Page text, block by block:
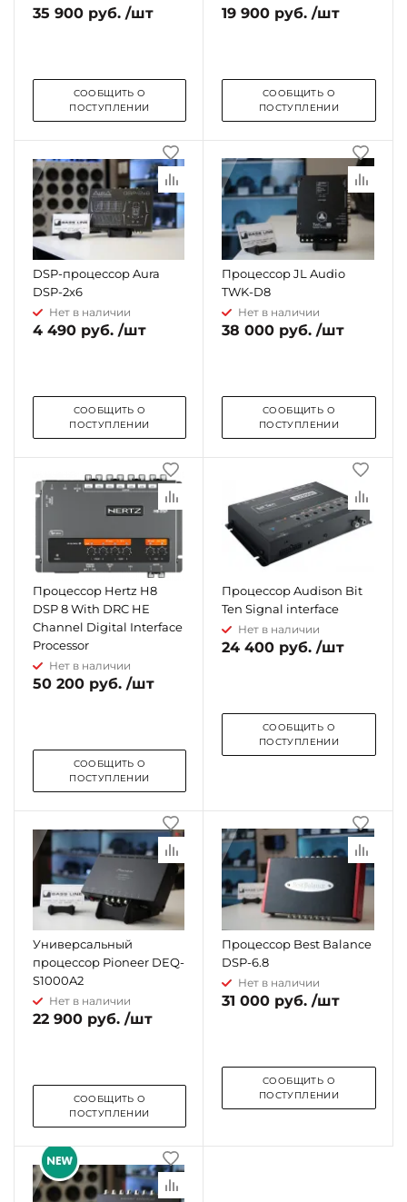
35 900 руб. /шт
СООБЩИТЬ О
ПОСТУПЛЕНИИ
19 900 руб. /шт
СООБЩИТЬ О
ПОСТУПЛЕНИИ
DSP-процессор Aura
DSP-2x6
Нет в наличии
4 490 руб. /шт
СООБЩИТЬ О
ПОСТУПЛЕНИИ
Процессор JL Audio
TWK-D8
Нет в наличии
38 000 руб. /шт
СООБЩИТЬ О
ПОСТУПЛЕНИИ
Процессор Hertz H8
DSP 8 With DRC HE
Channel Digital Interface
Processor
Нет в наличии
50 200 руб. /шт
СООБЩИТЬ О
ПОСТУПЛЕНИИ
Процессор Audison Bit
Ten Signal interface
Нет в наличии
24 400 руб. /шт
СООБЩИТЬ О
ПОСТУПЛЕНИИ
Универсальный
процессор Pioneer DEQ-
S1000A2
Нет в наличии
22 900 руб. /шт
СООБЩИТЬ О
ПОСТУПЛЕНИИ
Процессор Best Balance
DSP-6.8
Нет в наличии
31 000 руб. /шт
СООБЩИТЬ О
ПОСТУПЛЕНИИ